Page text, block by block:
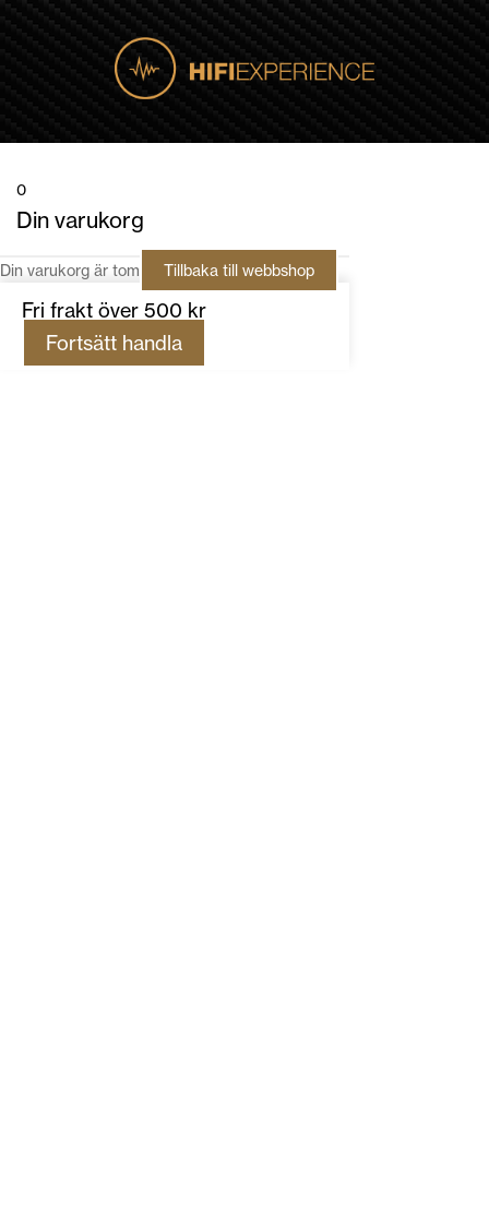
0
Din varukorg
Din varukorg är tom Tillbaka till webbshop
Fri frakt över 500 kr
Fortsätt handla